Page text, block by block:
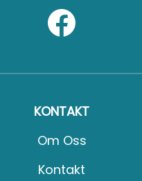
KONTAKT
Om Oss
Kontakt